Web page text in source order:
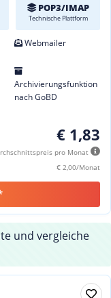
POP3/IMAP
Technische Plattform
Webmailer
Archivierungsfunktion
nach GoBD
€ 1,83
pro Monat
€ 2,00/Monat
und vergleiche